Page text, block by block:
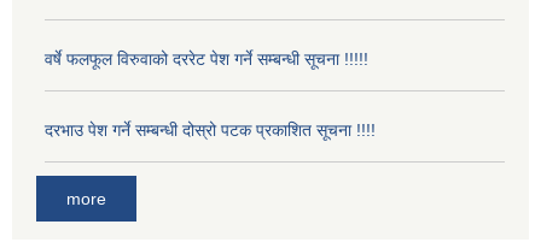
वर्षे फलफूल विरुवाको दररेट पेश गर्ने सम्बन्धी सूचना !!!!!
दरभाउ पेश गर्ने सम्बन्धी दोस्रो पटक प्रकाशित सूचना !!!!
more